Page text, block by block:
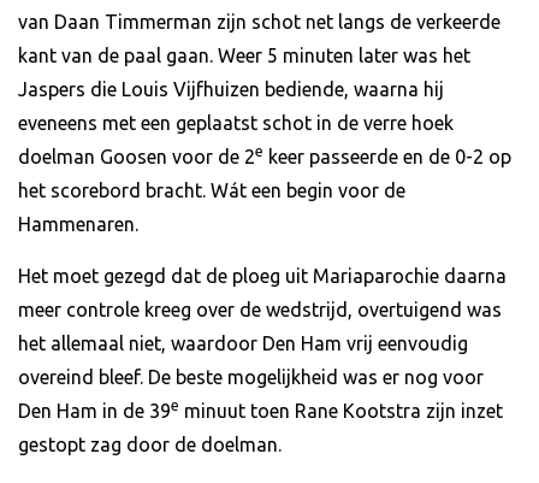
van Daan Timmerman zijn schot net langs de verkeerde
kant van de paal gaan. Weer 5 minuten later was het
Jaspers die Louis Vijfhuizen bediende, waarna hij
eveneens met een geplaatst schot in de verre hoek
doelman Goosen voor de 2e keer passeerde en de 0-2 op
het scorebord bracht. Wát een begin voor de
Hammenaren.
Het moet gezegd dat de ploeg uit Mariaparochie daarna
meer controle kreeg over de wedstrijd, overtuigend was
het allemaal niet, waardoor Den Ham vrij eenvoudig
overeind bleef. De beste mogelijkheid was er nog voor
Den Ham in de 39e minuut toen Rane Kootstra zijn inzet
gestopt zag door de doelman.